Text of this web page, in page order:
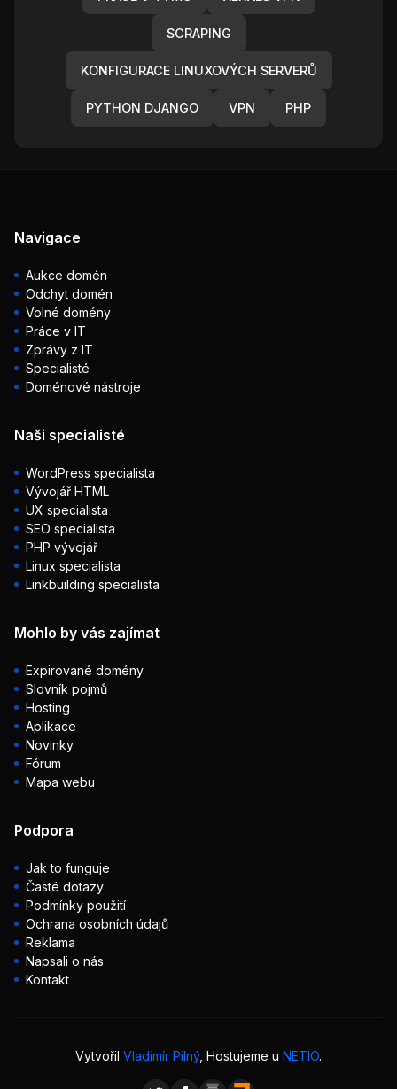
SCRAPING
KONFIGURACE LINUXOVÝCH SERVERŮ
PYTHON DJANGO VPN PHP
Navigace
Aukce domén
Odchyt domén
Volné domény
Práce v IT
Zprávy z IT
Specialisté
Doménové nástroje
Naši specialisté
WordPress specialista
Vývojář HTML
UX specialista
SEO specialista
PHP vývojář
Linux specialista
Linkbuilding specialista
Mohlo by vás zajímat
Expirované domény
Slovník pojmů
Hosting
Aplikace
Novinky
Fórum
Mapa webu
Podpora
Jak to funguje
Časté dotazy
Podmínky použití
Ochrana osobních údajů
Reklama
Napsali o nás
Kontakt
Vytvořil Vladimír Pilný, Hostujeme u NETIO.